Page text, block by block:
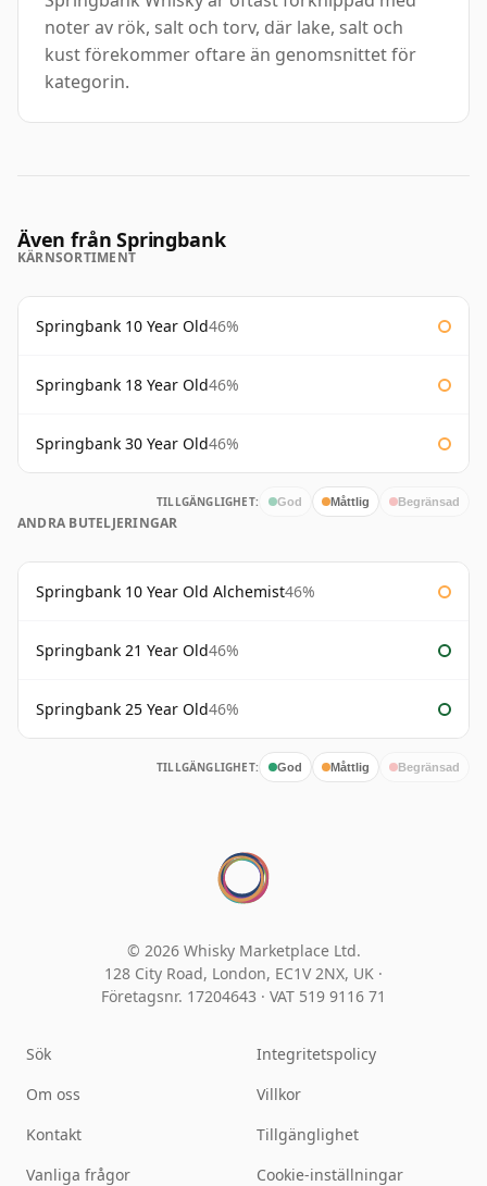
noter av rök, salt och torv, där lake, salt och
kust förekommer oftare än genomsnittet för
kategorin.
Även från Springbank
KÄRNSORTIMENT
Springbank 10 Year Old46%
Springbank 18 Year Old46%
Springbank 30 Year Old46%
TILLGÄNGLIGHET: God Måttlig Begränsad
ANDRA BUTELJERINGAR
Springbank 10 Year Old Alchemist46%
Springbank 21 Year Old46%
Springbank 25 Year Old46%
TILLGÄNGLIGHET: God Måttlig Begränsad
© 2026 Whisky Marketplace Ltd.
128 City Road, London, EC1V 2NX, UK ·
Företagsnr. 17204643 · VAT 519 9116 71
Sök
Om oss
Kontakt
Vanliga frågor
Integritetspolicy
Villkor
Tillgänglighet
Cookie-inställningar